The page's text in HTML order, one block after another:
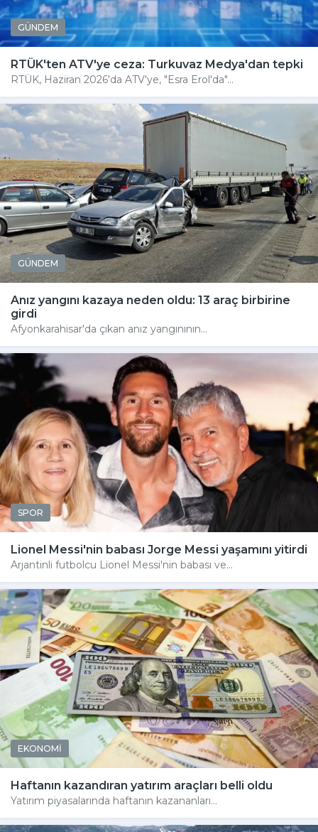
GÜNDEM
RTÜK'ten ATV'ye ceza: Turkuvaz Medya'dan tepki
RTÜK, Haziran 2026'da ATV'ye, "Esra Erol'da"...
GÜNDEM
Anız yangını kazaya neden oldu: 13 araç birbirine
girdi
Afyonkarahisar'da çıkan anız yangınının...
SPOR
Lionel Messi'nin babası Jorge Messi yaşamını yitirdi
Arjantinli futbolcu Lionel Messi'nin babası ve...
EKONOMİ
Haftanın kazandıran yatırım araçları belli oldu
Yatırım piyasalarında haftanın kazananları...